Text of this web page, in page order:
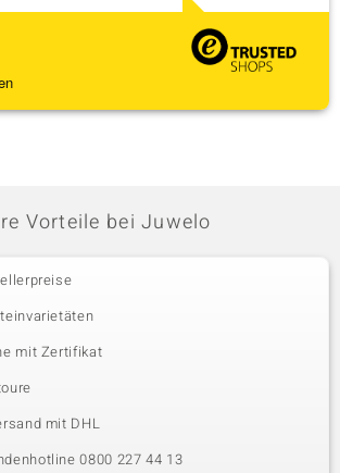
Vorteile bei Juwelo
mit Zertifikat
mit DHL
0800 227 44 13